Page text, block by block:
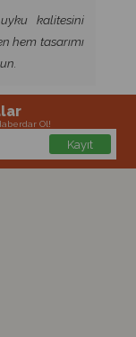
kalitesini
hem tasarımı
Ol!
Kayıt